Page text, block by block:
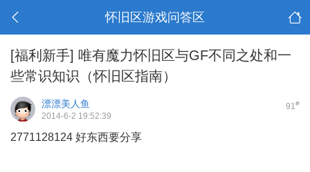
怀旧区游戏问答区
[福利新手] 唯有魔力怀旧区与GF不同之处和一
些常识知识（怀旧区指南）
91#
漂漂美人鱼
2014-6-2 19:52:39
2771128124 好东西要分享